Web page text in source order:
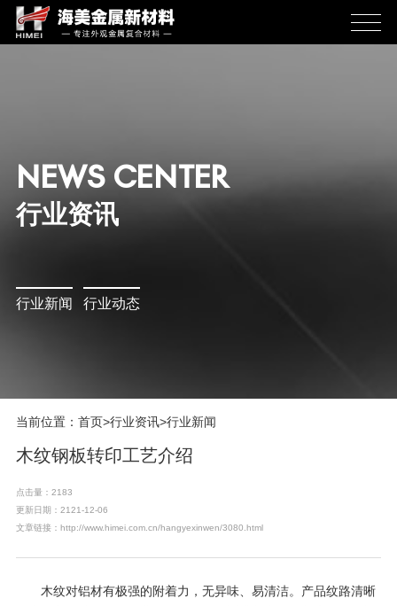
NEWS CENTER
行业资讯
行业新闻 行业动态
当前位置： 首页 >行业资讯>行业新闻
木纹钢板转印工艺介绍
点击量：2183
更新日期：2121-12-06
文章链接：http://www.himei.com.cn/hangyexinwen/3080.html
木纹对铝材有极强的附着力，无异味、易清洁。产品纹路清晰